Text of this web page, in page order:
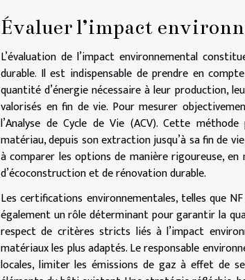
Évaluer l’impact
L’évaluation de l’impact environnemental
durable. Il est indispensable de prendre en
quantité d’énergie nécessaire à leur production,
valorisés en fin de vie. Pour mesurer
l’Analyse de Cycle de Vie (ACV). Cette
matériau, depuis son extraction jusqu’à sa fin de
à comparer les options de manière rigoureuse,
d’écoconstruction et de rénovation durable.
Les certifications environnementales, telles que
également un rôle déterminant pour garantir la
respect de critères stricts liés à l’impact
matériaux les plus adaptés. Le responsable
locales, limiter les émissions de gaz à effet de